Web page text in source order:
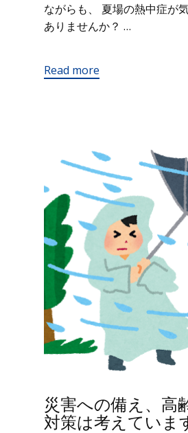
ながらも、 夏場の熱中症が
ありませんか？ …
Read more
災害への備え、高
対策は考えていま